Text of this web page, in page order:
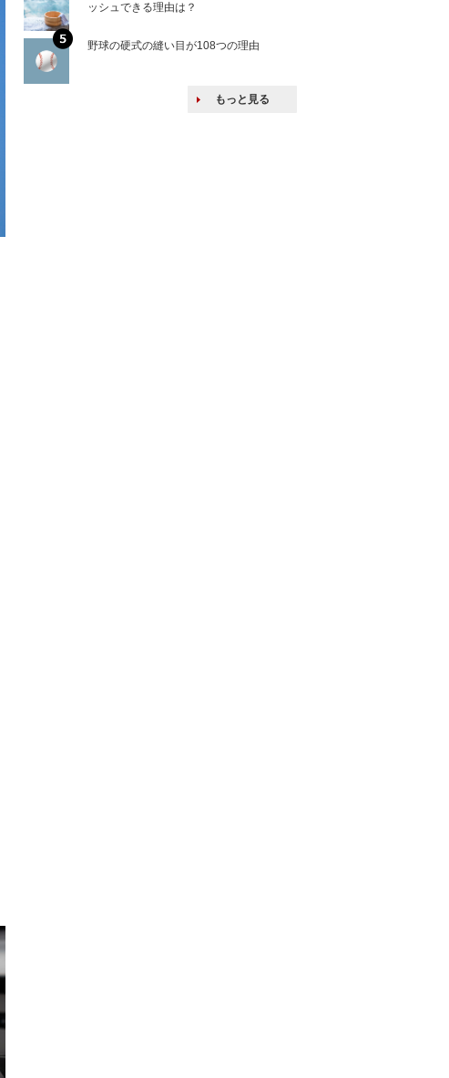
ッシュできる理由は？
野球の硬式の縫い目が108つの理由
もっと見る